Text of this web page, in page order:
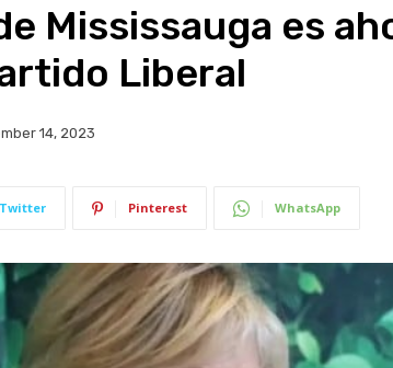
Mississauga es
Liberal
14, 2023
Twitter Pinterest WhatsApp